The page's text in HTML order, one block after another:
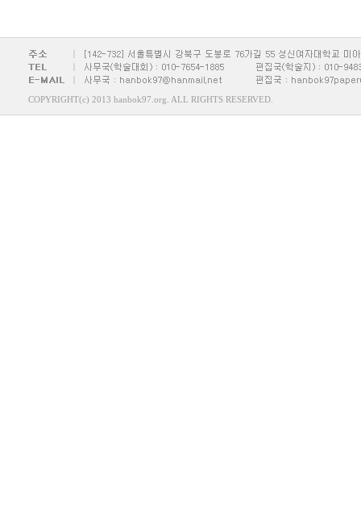
COPYRIGHT(c) 2013 hanbok97.org. ALL RIGHTS RESERVED.